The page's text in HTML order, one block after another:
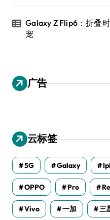
Galaxy Z Flip6：折叠
宠
广告
云标签
5G Galaxy
OPPO Pro
Vivo 一加 三